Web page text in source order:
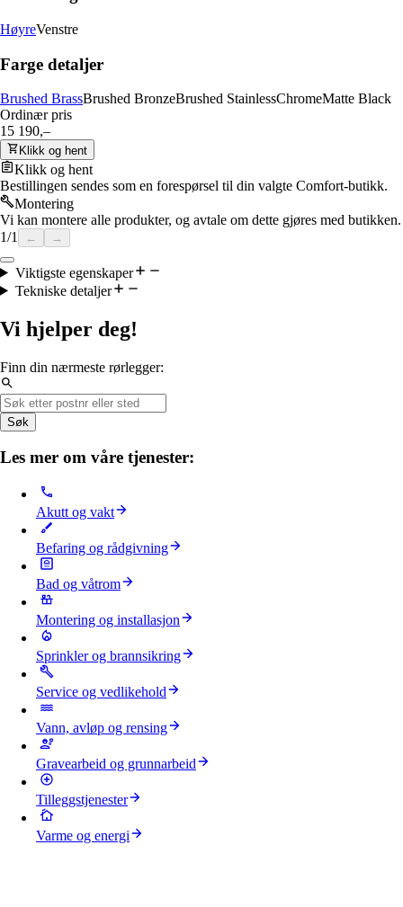
HøyreVenstre
Farge detaljer
Brushed BrassBrushed BronzeBrushed StainlessChromeMatte Black
Ordinær pris
15 190,–
Klikk og hent
Klikk og hent
Bestillingen sendes som en forespørsel til din valgte Comfort-butikk.
Montering
Vi kan montere alle produkter, og avtale om dette gjøres med butikken.
1/1 ← →
Viktigste egenskaper
Tekniske detaljer
Vi hjelper deg!
Finn din nærmeste rørlegger:
Søk
Les mer om våre tjenester:
Akutt og vakt
Befaring og rådgivning
Bad og våtrom
Montering og installasjon
Sprinkler og brannsikring
Service og vedlikehold
Vann, avløp og rensing
Gravearbeid og grunnarbeid
Tilleggstjenester
Varme og energi